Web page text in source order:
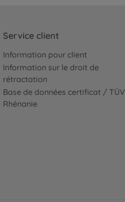
Service client
Information pour client
Information sur le droit de
rétractation
Base de données certificat / TÜV
Rhénanie